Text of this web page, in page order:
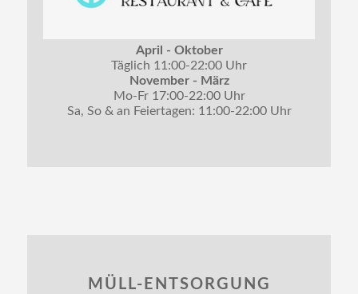
April - Oktober
Täglich 11:00-22:00 Uhr
November - März
Mo-Fr 17:00-22:00 Uhr
Sa, So & an Feiertagen: 11:00-22:00 Uhr
MÜLL-ENTSORGUNG